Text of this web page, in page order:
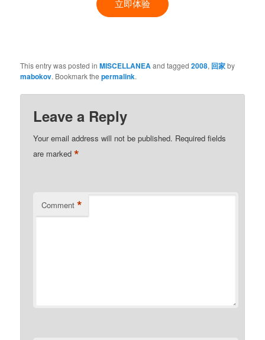
This entry was posted inMISCELLANEAand tagged2008, 回家by
mabokov. Bookmark thepermalink.
Leave a Reply
Your email address will not be published. Required fields
are marked*
Comment *